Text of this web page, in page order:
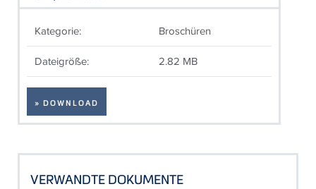
Kategorie: Broschüren
Dateigröße: 2.82 MB
» DOWNLOAD
VERWANDTE DOKUMENTE